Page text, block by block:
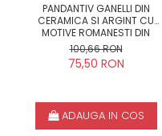
PANDANTIV GANELLI DIN
CERAMICA SI ARGINT CU
MOTIVE ROMANESTI DIN
DOBROGEA - TULCEA
100,66 RON
75,50 RON
ADAUGA IN COS